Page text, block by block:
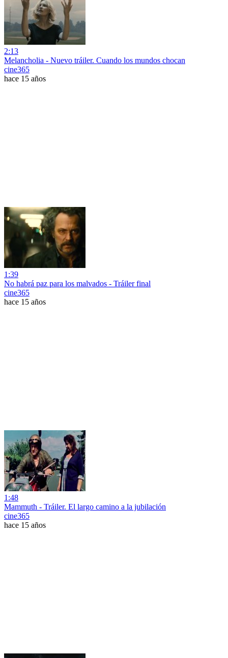
2:13
Melancholia - Nuevo tráiler. Cuando los mundos chocan
cine365
hace 15 años
1:39
No habrá paz para los malvados - Tráiler final
cine365
hace 15 años
1:48
Mammuth - Tráiler. El largo camino a la jubilación
cine365
hace 15 años